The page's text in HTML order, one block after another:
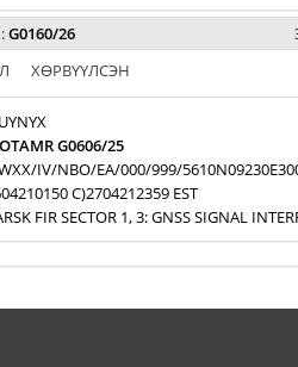
G0160/26
ХӨРВҮҮЛСЭН
G0606/25
IV/NBO/EA/000/999/
C)2704212359 EST
FIR SECTOR 1, 3: GNSS SIGNAL